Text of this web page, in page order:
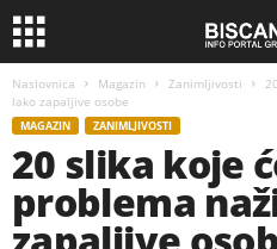
Naslovnica Magazin Zanimljivosti
lako zapaljive osobe
MAGAZIN ZANIMLJIVOSTI
20 slika koje
problema